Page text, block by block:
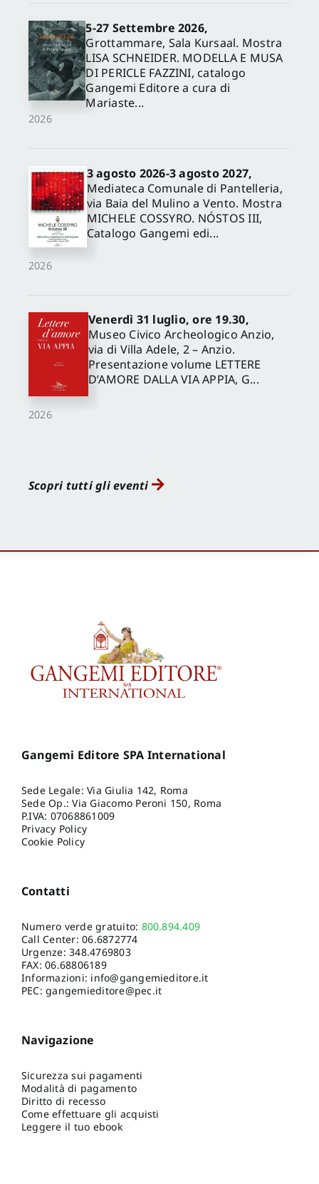
2026
5-27 Settembre 2026,
Grottammare, Sala Kursaal. Mostra
LISA SCHNEIDER. MODELLA E MUSA
DI PERICLE FAZZINI, catalogo
Gangemi Editore a cura di
Mariaste...
2026
3 agosto 2026-3 agosto 2027,
Mediateca Comunale di Pantelleria,
via Baia del Mulino a Vento. Mostra
MICHELE COSSYRO. NÓSTOS III,
Catalogo Gangemi edi...
2026
Venerdì 31 luglio, ore 19.30,
Museo Civico Archeologico Anzio,
via di Villa Adele, 2 – Anzio.
Presentazione volume LETTERE
D’AMORE DALLA VIA APPIA, G...
Scopri tutti gli eventi
Gangemi Editore SPA International
Sede Legale: Via Giulia 142, Roma
Sede Op.: Via Giacomo Peroni 150, Roma
P.IVA: 07068861009
Privacy Policy
Cookie Policy
Contatti
Numero verde gratuito: 800.894.409
Call Center:06.6872774
Urgenze:348.4769803
FAX: 06.68806189
Informazioni: info@gangemieditore.it
PEC: gangemieditore@pec.it
Navigazione
Sicurezza sui pagamenti
Modalità di pagamento
Diritto di recesso
Come effettuare gli acquisti
Leggere il tuo ebook